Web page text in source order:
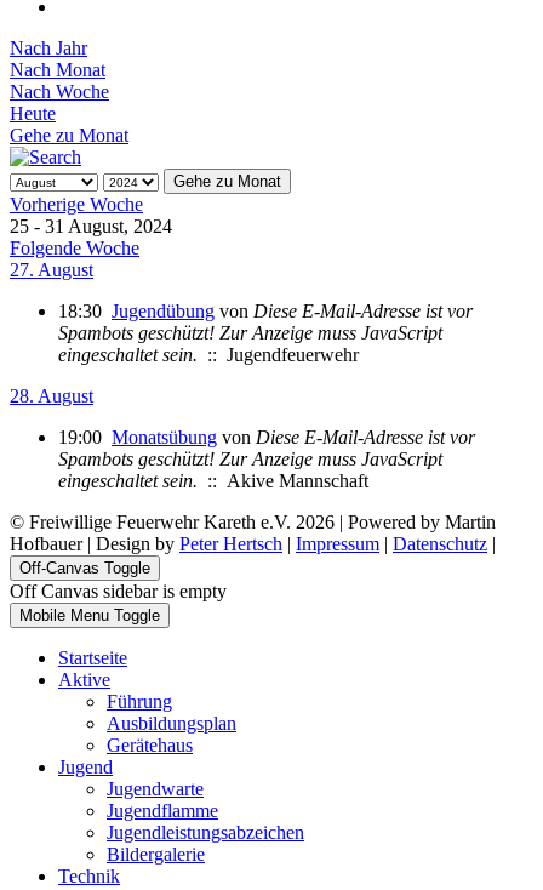
Nach Jahr
Nach Monat
Nach Woche
Heute
Gehe zu Monat
Gehe zu Monat
Vorherige Woche
25 - 31 August, 2024
Folgende Woche
27. August
18:30 Jugendübung von Diese E-Mail-Adresse ist vor
Spambots geschützt! Zur Anzeige muss JavaScript
eingeschaltet sein. :: Jugendfeuerwehr
28. August
19:00 Monatsübung von Diese E-Mail-Adresse ist vor
Spambots geschützt! Zur Anzeige muss JavaScript
eingeschaltet sein. :: Akive Mannschaft
© Freiwillige Feuerwehr Kareth e.V. 2026 | Powered by Martin
Hofbauer | Design by Peter Hertsch | Impressum | Datenschutz |
Off-Canvas Toggle
Off Canvas sidebar is empty
Mobile Menu Toggle
Startseite
Aktive
Führung
Ausbildungsplan
Gerätehaus
Jugend
Jugendwarte
Jugendflamme
Jugendleistungsabzeichen
Bildergalerie
Technik